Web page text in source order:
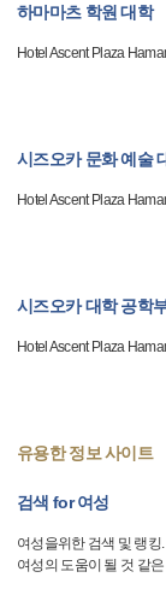
하마마츠 학원 대학
Hotel Ascent Plaza
시즈오카 문화 예술
Hotel Ascent Plaza
시즈오카 대학 공학
Hotel Ascent Plaza
유용한 정보 사이트
검색 for 여성
여성을위한 검색 및 랭킹.
여성의 도움이 될 것 같